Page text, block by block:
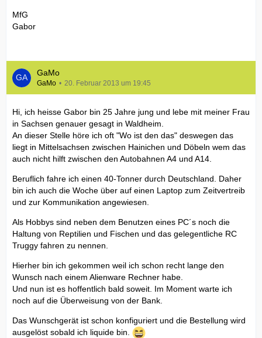
MfG
Gabor
GaMo
GaMo 20. Februar 2013 um 19:45
Hi, ich heisse Gabor bin 25 Jahre jung und lebe mit meiner Frau
in Sachsen genauer gesagt in Waldheim.
An dieser Stelle höre ich oft "Wo ist den das" deswegen das
liegt in Mittelsachsen zwischen Hainichen und Döbeln wem das
auch nicht hilft zwischen den Autobahnen A4 und A14.
Beruflich fahre ich einen 40-Tonner durch Deutschland. Daher
bin ich auch die Woche über auf einen Laptop zum Zeitvertreib
und zur Kommunikation angewiesen.
Als Hobbys sind neben dem Benutzen eines PC´s noch die
Haltung von Reptilien und Fischen und das gelegentliche RC
Truggy fahren zu nennen.
Hierher bin ich gekommen weil ich schon recht lange den
Wunsch nach einem Alienware Rechner habe.
Und nun ist es hoffentlich bald soweit. Im Moment warte ich
noch auf die Überweisung von der Bank.
Das Wunschgerät ist schon konfiguriert und die Bestellung wird
ausgelöst sobald ich liquide bin.